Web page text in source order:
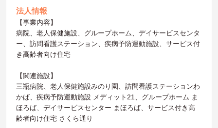
法人情報
【事業内容】
病院、老人保健施設、グループホーム、デイサービスセンタ
ー、訪問看護ステーション、疾病予防運動施設、サービス付
き高齢者向け住宅
【関連施設】
三瓶病院、老人保健施設みのり園、訪問看護ステーションわ
かば、疾病予防運動施設 メディット21、グループホーム ま
ほろば、デイサービスセンター まほろば、サービス付き高
齢者向け住宅 さくら通り